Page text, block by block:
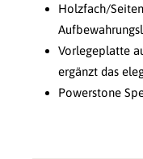
Holzfach/
Vorlegeplatte
ergänzt das
Powerstone